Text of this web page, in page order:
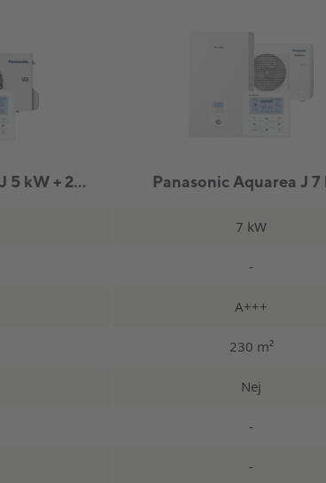
Panasonic Aquarea J 5 kW + 200L VVB Panasonic Aquarea J 7
7 kW
-
A+++
230 m²
Nej
-
-